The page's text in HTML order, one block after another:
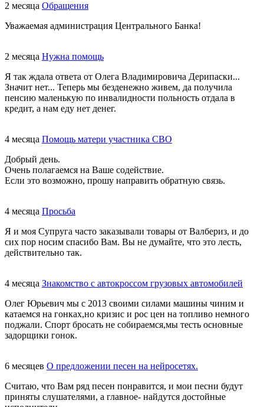
2 месяца Обращения
Уважаемая администрация Центрального Банка!
2 месяца Нужна помощь
Я так ждала ответа от Олега Владимировича Дерипаски...
Значит нет... Теперь мы безденежно живем, да получила
пенсию маленькую по инвалидности польность отдала в
кредит, а нам еду нет денег.
4 месяца Помощь матери участника СВО
Добрый день.
Очень полагаемся на Ваше содействие.
Если это возможно, прошу направить обратную связь.
4 месяца Просьба
Я и моя Супруга часто заказывали товары от Валбериз, и до
сих пор носим спасибо Вам. Вы не думайте, что это лесть,
действительно так.
4 месяца Знакомство с автокроссом грузовых автомобилей
Олег Юрьевич мы с 2013 своими силами машины чиним и
катаемся на гонках,но кризис и рос цен на топливо немного
поджали. Спорт бросать не собираемся,мы тесть основные
задорщики гонок.
6 месяцев О предложении песен на нейросетях.
Считаю, что Вам ряд песен понравится, и мои песни будут
приняты слушателями, а главное- найдутся достойные